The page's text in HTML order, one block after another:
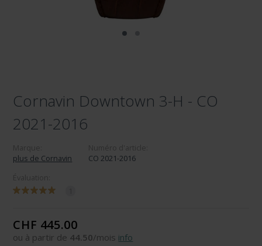
Cornavin Downtown 3-H - CO
2021-2016
plus de Cornavin
CO 2021-2016
CHF 445.00
ou à partir de 44.50/mois info